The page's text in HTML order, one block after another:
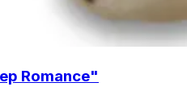
Romance"